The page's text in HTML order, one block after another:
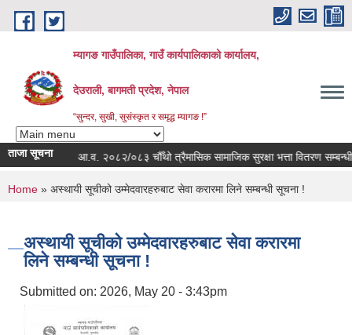
Skip to main content
म्यागङ गाउँपालिका, गाउँ कार्यपालिकाको कार्यालय,
देउराली, बागमती प्रदेश, नेपाल
“सुन्दर, सुखी, सुसंस्कृत र समृद्ध म्यागङ !”
ताजा सूचना
सूचना ! आ.व. २०८२/०८३ चौँथो त्रैमासिक सामाजिक सुरक्षा भत्ता वितरण
You are here
Home » अस्थायी सूचीको उम्मेदवारहरुबाट सेवा करारमा लिने सम्बन्धी सूचना !
अस्थायी सूचीको उम्मेदवारहरुबाट सेवा करारमा
लिने सम्बन्धी सूचना !
Submitted on: 2026, May 20 - 3:43pm